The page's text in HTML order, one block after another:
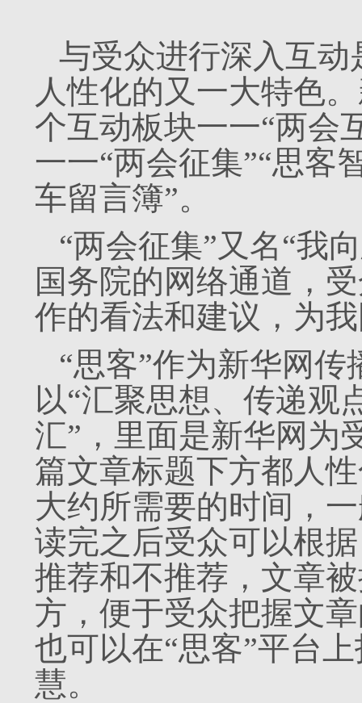
与受众进行深入互
人性化的又一大特色
个互动板块一一“两会
一一“两会征集”“思客
车留言簿”。
“两会征集”又名“我
国务院的网络通道，
作的看法和建议，为
“思客”作为新华网
以“汇聚思想、传递观
汇”，里面是新华网为
篇文章标题下方都人
大约所需要的时间，
读完之后受众可以根
推荐和不推荐，文章
方，便于受众把握文
也可以在“思客”平台
慧。